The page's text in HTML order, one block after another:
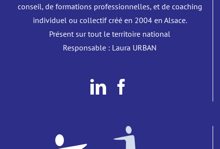
conseil, de formations professionnelles, et de coaching
individuel ou collectif créé en 2004 en Alsace.
Présent sur tout le territoire national
Responsable : Laura URBAN